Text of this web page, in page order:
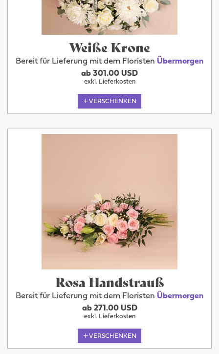
Weiße Krone
Bereit für Lieferung mit dem Floristen Übermorgen
ab 301.00 USD
exkl. Lieferkosten
VERSCHENKEN
Rosa Handstrauß
Bereit für Lieferung mit dem Floristen Übermorgen
ab 271.00 USD
exkl. Lieferkosten
VERSCHENKEN